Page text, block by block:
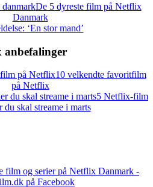
De 5 dyreste film på Netflix
Danmark
‘En stor mand’
anbefalinger
10 velkendte favoritfilm
på Netflix
5 Netflix-film
du skal streame i marts
film og serier på Netflix Danmark -
på Facebook